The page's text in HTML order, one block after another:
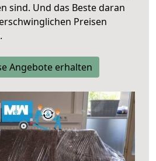
sind. Und das Beste daran
Preisen
Angebote erhalten